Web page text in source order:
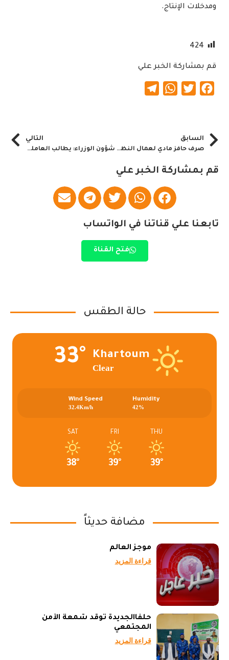
ومدخلات الإنتاج.
424
قم بمشاركة الخبر علي
Facebook
Twitter
WhatsApp
السابق
صرف حافز مادي لعمال النظافة بالخرطوم
التالي
شؤون الوزراء: يطالب العاملين بالمركزي بمساندة السياسات الاقتصادية
قم بمشاركة الخبر علي
تابعنا علي قناتنا في الواتساب
فتح القناة
حالة الطقس
Khartoum
Clear
33°
Humidity
42%
Wind Speed
32.4Km/h
THU
39°
FRI
39°
SAT
38°
مضافة حديثاً
موجز العالم
قراءة المزيد
حلفاالجديدة توقد شمعة الأمن
المجتمعي
قراءة المزيد